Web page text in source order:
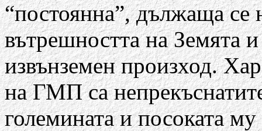
“постоянна”, дължаща
вътрешността на Земята
извънземен произход.
на ГМП са
големината и посоката